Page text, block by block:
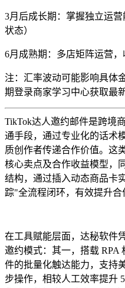
3月后成长期：掌握独立运
状态）
6月成熟期：多店矩阵运营
注：汇率波动可能影响具体
期登录商家学习中心获取最
TikTok达人邀约邮件是跨境
通手段，通过专业化的话术
质创作者传递合作价值。这
核心卖点及合作收益模型，
结构，通过插入动态商品卡
踪"全流程闭环，有效提升合
在工具赋能层面，达秘软件
邀约模式：其一，搭载 RPA
件的批量化触达能力，支持
步操作，相较人工效率提升